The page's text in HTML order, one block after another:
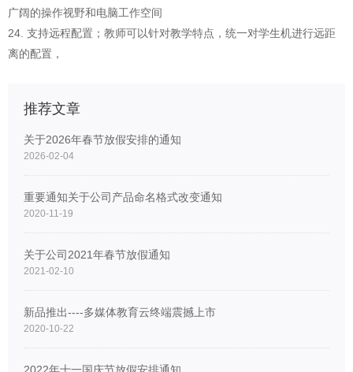
广阔的操作视野和电脑工作空间
24. 支持远程配置；教师可以针对教学特点，统一对学生机进行远距
离的配置，
推荐文章
关于2026年春节放假安排的通知
2026-02-04
重要通知关于公司产品命名格式改变通知
2020-11-19
关于公司2021年春节放假通知
2021-02-10
新品推出----多媒体教育云终端震撼上市
2020-10-22